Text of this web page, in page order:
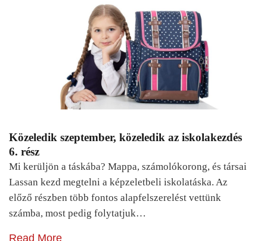
Közeledik szeptember, közeledik az iskolakezdés
6. rész
Mi kerüljön a táskába? Mappa, számolókorong, és társai
Lassan kezd megtelni a képzeletbeli iskolatáska. Az
előző részben több fontos alapfelszerelést vettünk
számba, most pedig folytatjuk…
Read More